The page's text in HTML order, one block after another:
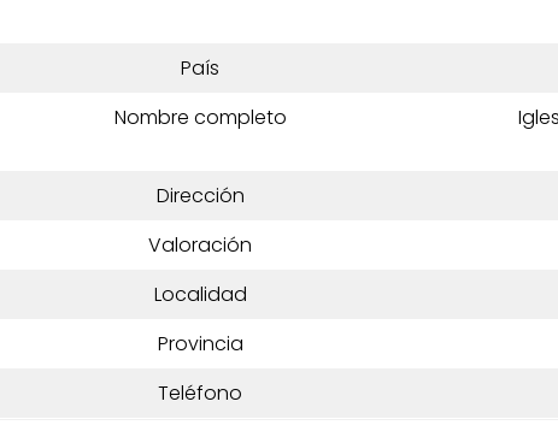
País
Nombre completo
Dirección
Valoración
Localidad
Provincia
Teléfono